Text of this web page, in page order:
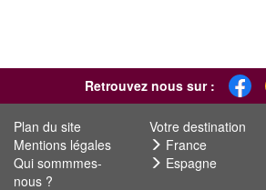
Retrouvez nous sur :
Plan du site
Mentions légales
Qui sommmes-
nous ?
Votre destination
France
Espagne